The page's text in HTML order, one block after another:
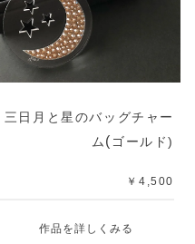
三日月と星のバッグチャー
ム ( ゴールド)
￥4,500
作品を詳しくみる